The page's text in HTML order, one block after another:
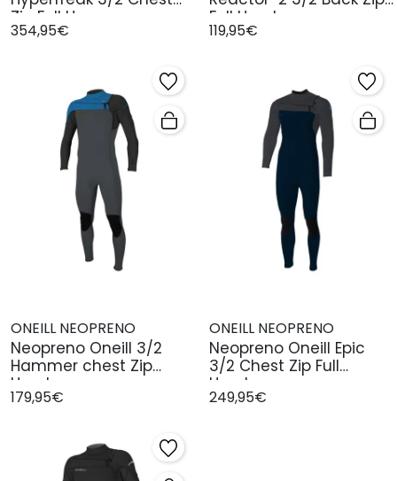
Zip Full Hom
354,95€
Full Hombre
119,95€
ONEILL NEOPRENO
Neopreno Oneill 3/2
Hammer chest Zip
Hombre
179,95€
ONEILL NEOPRENO
Neopreno Oneill Epic
3/2 Chest Zip Full
Hombre
249,95€